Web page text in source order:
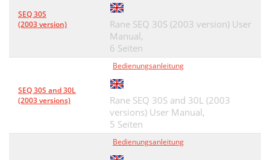
SEQ 30S
(2003 version)
Rane SEQ 30S (2003 version) User
Manual,
6 Seiten
SEQ 30S and 30L
(2003 versions)
Bedienungsanleitung
Rane SEQ 30S and 30L (2003
versions) User Manual,
5 Seiten
Bedienungsanleitung